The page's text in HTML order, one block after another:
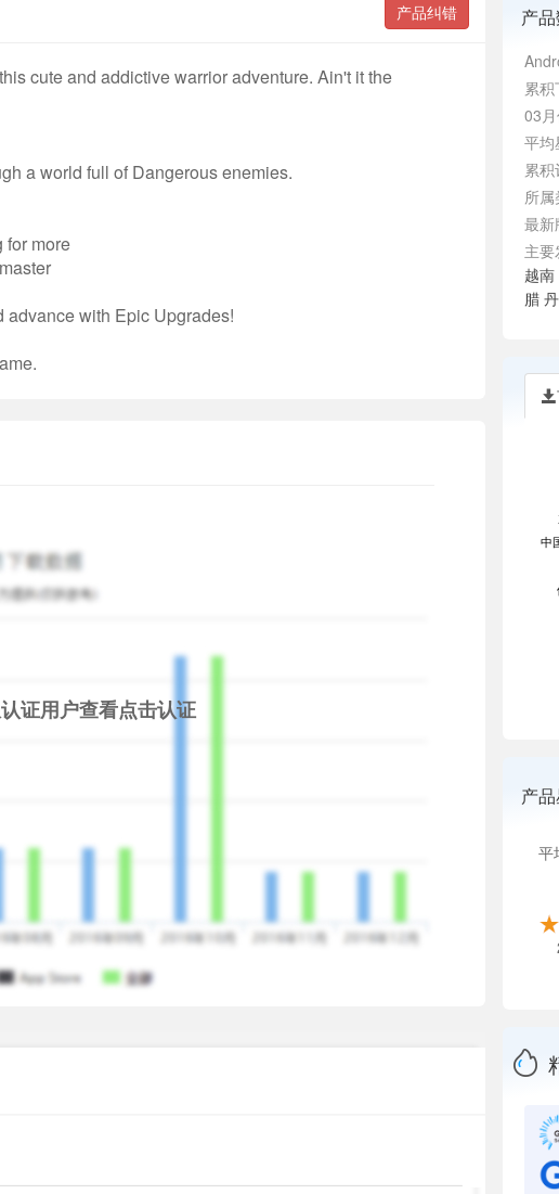
产品纠错
cute and addictive warrior adventure. Ain't it the
a world full of Dangerous enemies.
for more
advance with Epic Upgrades!
证用户查看点击认证
产
累积
03月
平均
累积
所属
最新
主要
越
腊
中
产
平